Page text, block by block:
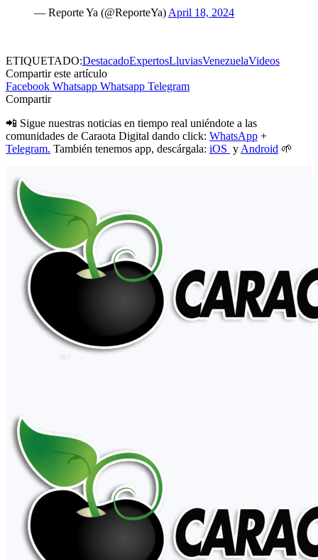
— Reporte Ya (@ReporteYa) April 18, 2024
ETIQUETADO:DestacadoExpertosLluviasVenezuelaVideos
Compartir este artículo
Facebook Whatsapp Whatsapp Telegram
Compartir
📲 Sigue nuestras noticias en tiempo real uniéndote a las
comunidades de Caraota Digital dando click: WhatsApp +
Telegram. También tenemos app, descárgala: iOS y Android 🌱